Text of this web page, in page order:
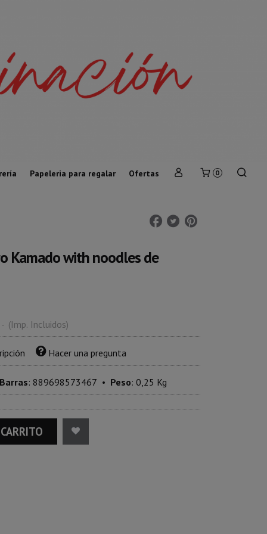
Papeleria para regalar Ofertas 0
Kamado with noodles de
- (Imp. Incluidos)
Hacer una pregunta
: 889698573467 • Peso: 0,25 Kg